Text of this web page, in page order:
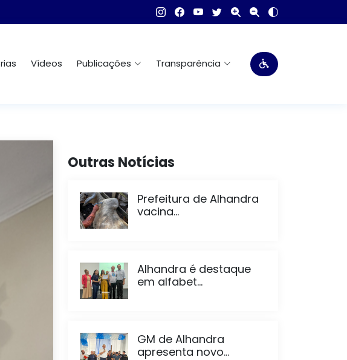
Vídeos Publicações Transparência
Outras Notícias
Prefeitura de Alhandra
vacina...
Alhandra é destaque
em alfabet...
GM de Alhandra
apresenta novo...